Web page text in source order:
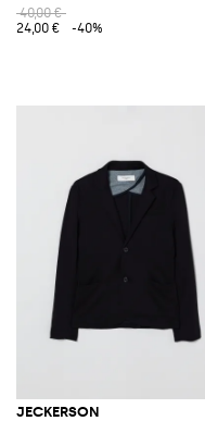
40,00 €
24,00 €
-40%
JECKERSON